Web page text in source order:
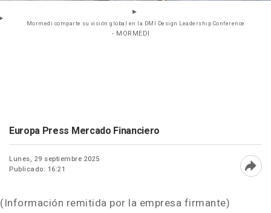
Mormedi comparte su visión global en la DMI Design Leadership Conference
- MORMEDI
Europa Press Mercado Financiero
Lunes, 29 septiembre 2025
Publicado: 16:21
(Información remitida por la empresa firmante)